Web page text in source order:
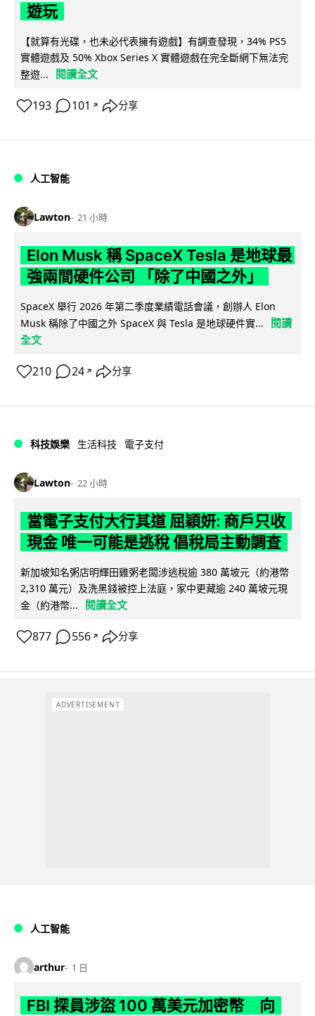
遊玩
【就算有光碟，也未必代表擁有遊戲】有調查發現，34% PS5
實體遊戲及 50% Xbox Series X 實體遊戲在完全斷網下無法完
整遊...
閱讀全文
193 101 ↗ 分享
人工智能
Lawton 21 小時
Elon Musk 稱 SpaceX Tesla 是地球最
強兩間硬件公司 「除了中國之外」
SpaceX 舉行 2026 年第二季度業績電話會議，創辦人 Elon
Musk 稱除了中國之外 SpaceX 與 Tesla 是地球硬件實...
閱讀
全文
210 24 ↗ 分享
科技娛樂 生活科技 電子支付
Lawton 22 小時
當電子支付大行其道 屈穎妍: 商戶只收
現金 唯一可能是逃稅 倡稅局主動調查
新加坡知名粥店明輝田雞粥老闆涉逃稅逾 380 萬坡元（約港幣
2,310 萬元）及洗黑錢被控上法庭，家中更藏逾 240 萬坡元現
金（約港幣...
閱讀全文
877 556 ↗ 分享
ADVERTISEMENT
人工智能
arthur 1 日
FBI 探員涉盜 100 萬美元加密幣 向